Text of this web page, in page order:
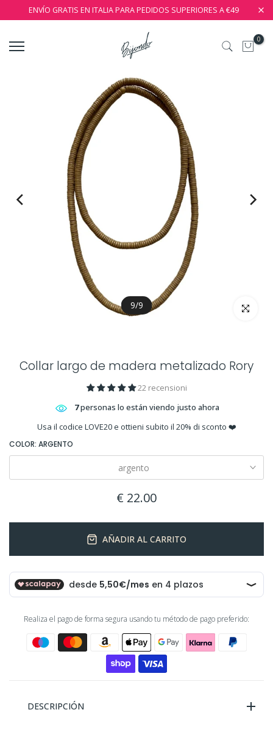
ENVÍO GRATIS EN ITALIA PARA PEDIDOS SUPERIORES A €49
0
9/9 clickea
Collar largo de madera metalizado Rory
22 recensioni
7personas lo están viendo justo ahora
Usa il codice LOVE20 e ottieni subito il 20% di sconto ❤️
COLOR: ARGENTO
argento
€ 22.00
AÑADIR AL CARRITO
Realiza el pago de forma segura usando tu método de pago preferido:
DESCRIPCIÓN